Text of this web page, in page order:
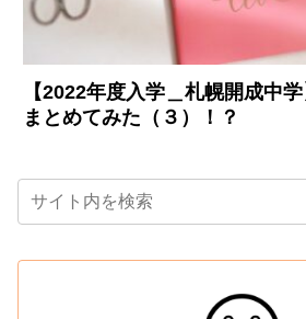
【2022年度入学＿札幌開成中
まとめてみた（３）！？